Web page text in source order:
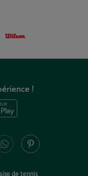
!
de tennis